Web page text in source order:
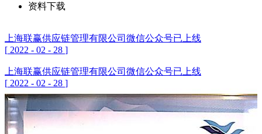
资料下载
上海联赢供应链管理有限公司微信公众号已上线
[ 2022 - 02 - 28 ]
上海联赢供应链管理有限公司微信公众号已上线
[ 2022 - 02 - 28 ]